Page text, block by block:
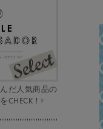
だ人気商品の
CHECK！